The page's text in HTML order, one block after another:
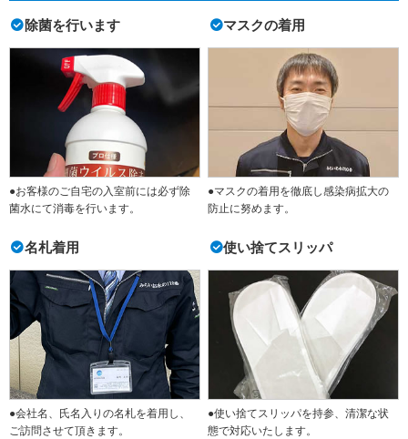
除菌を行います
●お客様のご自宅の入室前には必ず除
菌水にて消毒を行います。
マスクの着用
●マスクの着用を徹底し感染病拡大の
防止に努めます。
名札着用
●会社名、氏名入りの名札を着用し、
ご訪問させて頂きます。
使い捨てスリッパ
●使い捨てスリッパを持参、清潔な状
態で対応いたします。